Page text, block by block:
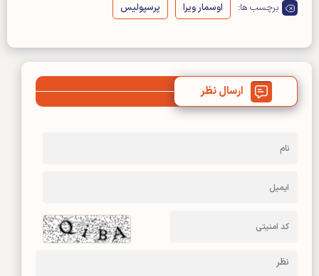
برچسب ها: اوسمار ویرا پرسپولیس
ارسال نظر